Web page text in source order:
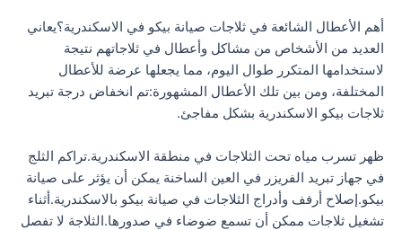
أهم الأعطال الشائعة في ثلاجات صيانة بيكو في الاسكندرية؟يعاني
العديد من الأشخاص من مشاكل وأعطال في ثلاجاتهم نتيجة
لاستخدامها المتكرر طوال اليوم، مما يجعلها عرضة للأعطال
المختلفة، ومن بين تلك الأعطال المشهورة:تم انخفاض درجة تبريد
ثلاجات بيكو الاسكندرية بشكل مفاجئ.
ظهر تسرب مياه تحت الثلاجات في منطقة الاسكندرية.تراكم الثلج
في جهاز تبريد الفريزر في العين الساخنة يمكن أن يؤثر على صيانة
بيكو.إصلاح أرفف وأدراج الثلاجات في صيانة بيكو بالاسكندرية.أثناء
تشغيل ثلاجات ممكن أن تسمع ضوضاء في صدورها.الثلاجة لا تفصل